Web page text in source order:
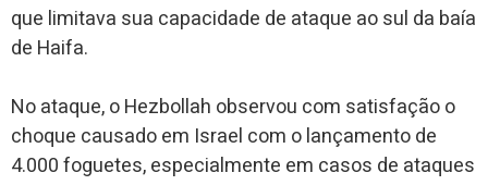
que limitava sua capacidade de ataque ao sul da baía
de Haifa.
No ataque, o Hezbollah observou com satisfação o
choque causado em Israel com o lançamento de
4.000 foguetes, especialmente em casos de ataques